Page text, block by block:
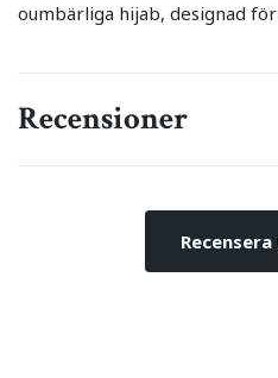
oumbärliga hijab, designad
Recensioner